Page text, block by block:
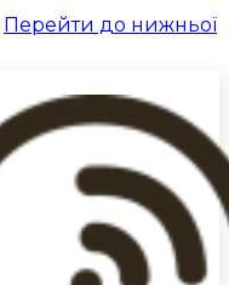
Перейти до нижньої